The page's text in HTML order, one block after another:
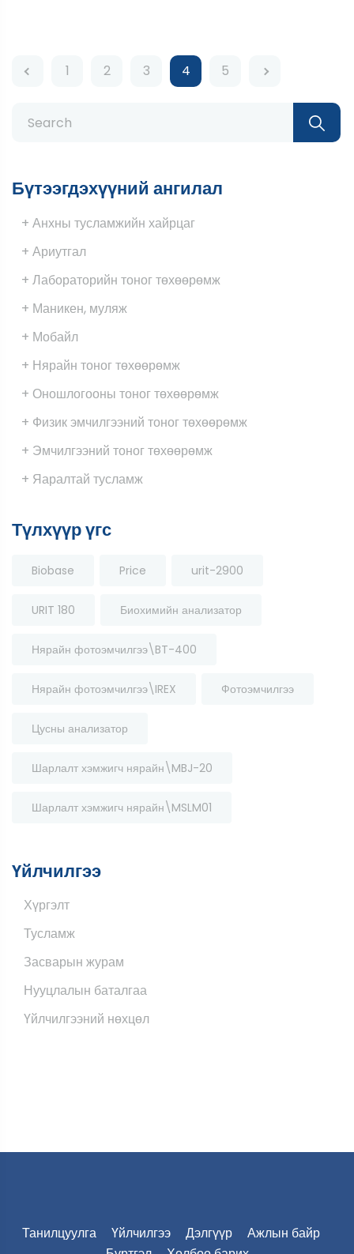
1 2 3 4 5
Бүтээгдэхүүний ангилал
+ Анхны тусламжийн хайрцаг
+ Ариутгал
+ Лабораторийн тоног төхөөрөмж
+ Маникен, муляж
+ Мобайл
+ Нярайн тоног төхөөрөмж
+ Оношлогооны тоног төхөөрөмж
+ Физик эмчилгээний тоног төхөөрөмж
+ Эмчилгээний тоног төхөөрөмж
+ Яаралтай тусламж
Түлхүүр үгс
Biobase Price urit-2900
URIT 180 Биохимийн анализатор
Нярайн фотоэмчилгээ\BT-400
Нярайн фотоэмчилгээ\IREX Фотоэмчилгээ
Цусны анализатор
Шарлалт хэмжигч нярайн\MBJ-20
Шарлалт хэмжигч нярайн\MSLM01
Үйлчилгээ
Хүргэлт
Тусламж
Засварын журам
Нууцлалын баталгаа
Үйлчилгээний нөхцөл
Танилцуулга Үйлчилгээ Дэлгүүр
Ажлын байр